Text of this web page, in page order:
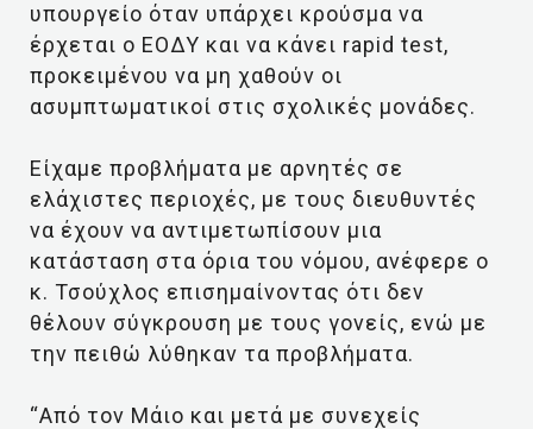
υπουργείο όταν υπάρχει κρούσμα να
έρχεται ο ΕΟΔΥ και να κάνει rapid test,
προκειμένου να μη χαθούν οι
ασυμπτωματικοί στις σχολικές μονάδες.
Είχαμε προβλήματα με αρνητές σε
ελάχιστες περιοχές, με τους διευθυντές
να έχουν να αντιμετωπίσουν μια
κατάσταση στα όρια του νόμου, ανέφερε ο
κ. Τσούχλος επισημαίνοντας ότι δεν
θέλουν σύγκρουση με τους γονείς, ενώ με
την πειθώ λύθηκαν τα προβλήματα.
“Από τον Μάιο και μετά με συνεχείς